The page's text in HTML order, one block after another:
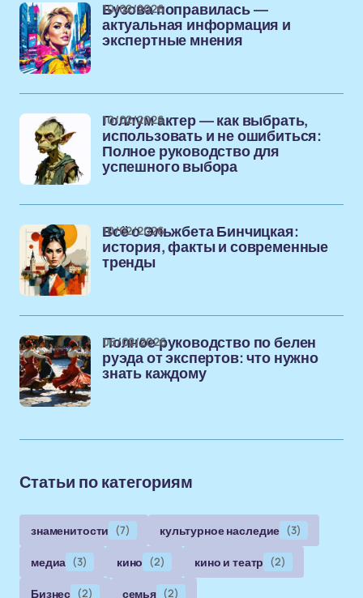
Бузова поправилась —
актуальная информация и
экспертные мнения
10/02/2026
Голлум актер — как выбрать,
использовать и не ошибиться:
Полное руководство для
успешного выбора
10/02/2026
Всё о Эльжбета Бинчицкая:
история, факты и современные
тренды
10/02/2026
Полное руководство по белен
руэда от экспертов: что нужно
знать каждому
06/02/2026
Статьи по категориям
знаменитости (7) культурное наследие (3)
медиа (3) кино (2) кино и театр (2)
Бизнес (2) семья (2)